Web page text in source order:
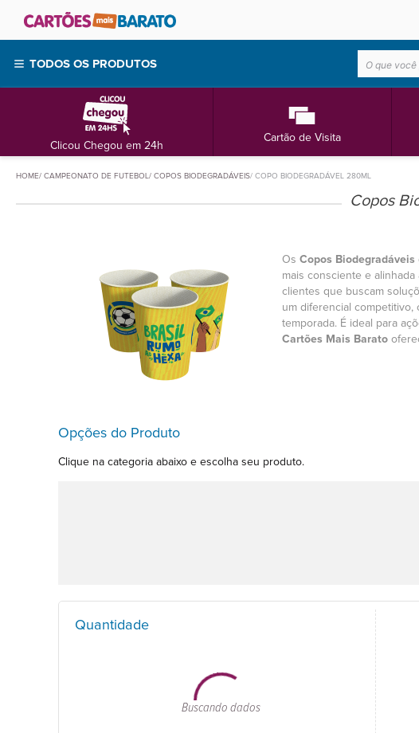
TODOS OS PRODUTOS
Clicou Chegou em 24h
Cartão de Visita
HOME CAMPEONATO DE FUTEBOL COPOS BIODEGRADÁVEIS COPO BIODEGRADÁVEL 280ML
Copos
Os Copos Biodegradáveis
mais consciente e
clientes que buscam
um diferencial competitivo,
temporada. É ideal para
Cartões Mais Barato
Opções do Produto
Clique na categoria abaixo e escolha seu produto.
Quantidade
Buscando dados